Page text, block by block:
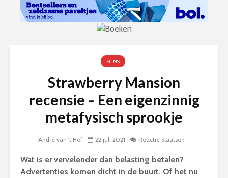
FILMS
Strawberry Mansion
recensie – Een eigenzinnig
metafysisch sprookje
André van 't Hof 22 juli 2021 Reactie plaatsen
Wat is er vervelender dan belasting betalen?
Advertenties komen dicht in de buurt. Of het nu